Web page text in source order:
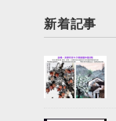
新着記事